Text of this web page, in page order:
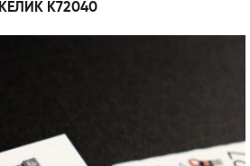
КЕЛИК K72040